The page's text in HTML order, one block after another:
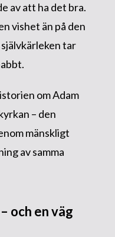
av att ha det bra.
vishet än på den
tar
om Adam
– den
mänskligt
av samma
och en väg